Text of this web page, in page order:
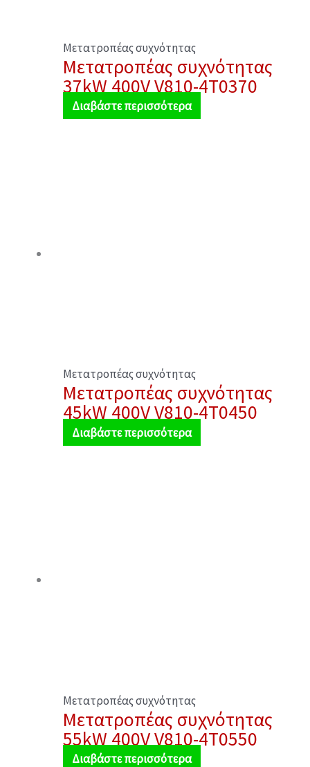
Μετατροπέας συχνότητας
Μετατροπέας συχνότητας
37kW 400V V810-4T0370
Διαβάστε περισσότερα
Μετατροπέας συχνότητας
Μετατροπέας συχνότητας
45kW 400V V810-4T0450
Διαβάστε περισσότερα
Μετατροπέας συχνότητας
Μετατροπέας συχνότητας
55kW 400V V810-4T0550
Διαβάστε περισσότερα